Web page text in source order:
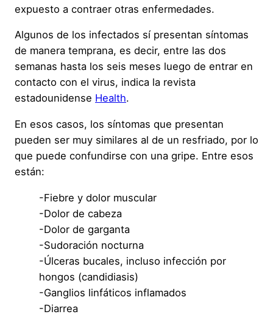
expuesto a contraer otras enfermedades.
Algunos de los infectados sí presentan síntomas
de manera temprana, es decir, entre las dos
semanas hasta los seis meses luego de entrar en
contacto con el virus, indica la revista
estadounidense Health.
En esos casos, los síntomas que presentan
pueden ser muy similares al de un resfriado, por lo
que puede confundirse con una gripe. Entre esos
están:
-Fiebre y dolor muscular
-Dolor de cabeza
-Dolor de garganta
-Sudoración nocturna
-Úlceras bucales, incluso infección por
hongos (candidiasis)
-Ganglios linfáticos inflamados
-Diarrea